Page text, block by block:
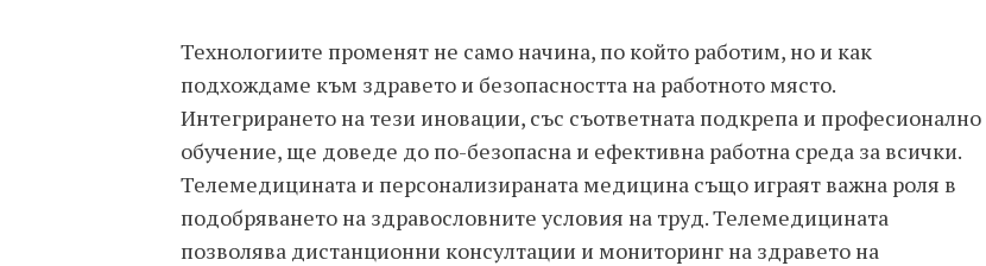
Технологиите променят не само начина, по който работим, но и как
подхождаме към здравето и безопасността на работното място.
Интегрирането на тези иновации, със съответната подкрепа и професионално
обучение, ще доведе до по-безопасна и ефективна работна среда за всички.
Телемедицината и персонализираната медицина също играят важна роля в
подобряването на здравословните условия на труд. Телемедицината
позволява дистанционни консултации и мониторинг на здравето на